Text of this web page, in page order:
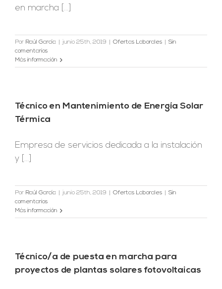
en marcha [...]
Por Raúl García junio 25th, 2019 Ofertas Laborales
Sin
comentarios
Más información
Técnico en Mantenimiento de Energía Solar
Térmica
Empresa de servicios dedicada a la instalación
y [...]
Por Raúl García junio 25th, 2019 Ofertas Laborales
Sin
comentarios
Más información
Técnico/a de puesta en marcha para
proyectos de plantas solares fotovoltaicas